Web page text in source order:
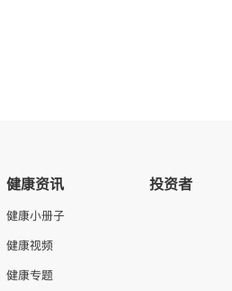
健康资讯
健康小册子
健康视频
健康专题
投资者